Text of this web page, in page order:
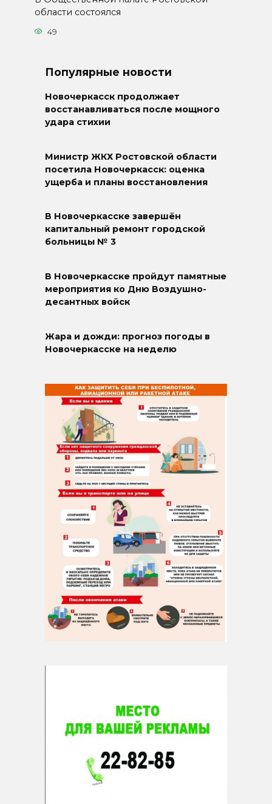
области состоялся
49
Популярные новости
Новочеркасск продолжает
восстанавливаться после мощного
удара стихии
Министр ЖКХ Ростовской области
посетила Новочеркасск: оценка
ущерба и планы восстановления
В Новочеркасске завершён
капитальный ремонт городской
больницы № 3
В Новочеркасске пройдут памятные
мероприятия ко Дню Воздушно-
десантных войск
Жара и дожди: прогноз погоды в
Новочеркасске на неделю